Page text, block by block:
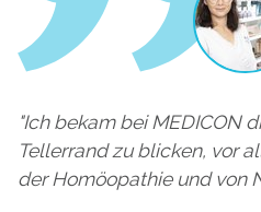
"Ich bekam bei MEDICON
Tellerrand zu blicken, vor
der Homöopathie und von